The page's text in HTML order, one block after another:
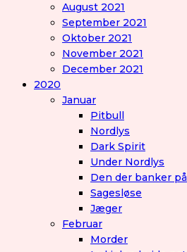
August 2021
September 2021
Oktober 2021
November 2021
December 2021
2020
Januar
Pitbull
Nordlys
Dark Spirit
Under Nordlys
Den der banker på
Sagesløse
Jæger
Februar
Morder